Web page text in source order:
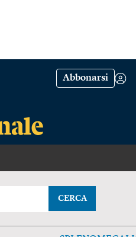
Abbonarsi
CERCA